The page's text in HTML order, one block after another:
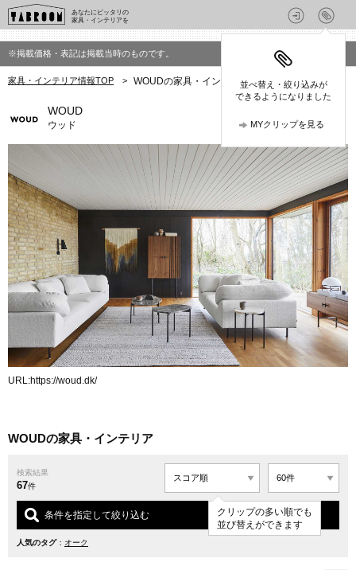
あなたにピッタリの
家具・インテリアを
並べ替え・絞り込みが
できるようになりました
MYクリップを見る
※掲載価格・表記は掲載当時のものです。
家具・インテリア情報TOP > WOUDの家具・インテリア
WOUD
ウッド
URL:https://woud.dk/
WOUDの家具・インテリア
検索結果
67件
クリップの多い順でも
並び替えができます
条件を指定して絞り込む
人気のタグ： オーク